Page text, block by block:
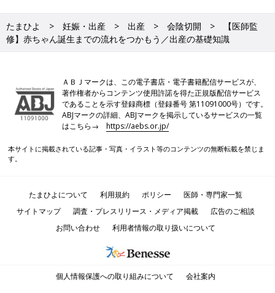
たまひよ 妊娠・出産 出産 会陰切開
【医師監
修】赤ちゃん誕生までの流れをつかもう／出産の基礎知識
ＡＢＪマークは、この電子書店・電子書籍配信サービスが、
著作権者からコンテンツ使用許諾を得た正規版配信サービス
であることを示す登録商標（登録番号 第11091000号）です。
ABJマークの詳細、ABJマークを掲示しているサービスの一覧
はこちら→https://aebs.or.jp/
本サイトに掲載されている記事・写真・イラスト等のコンテンツの無断転載を禁じま
す。
たまひよについて 利用規約 ポリシー
医師・専門家一覧
サイトマップ
調査・プレスリリース・メディア掲載
広告のご相談
お問い合わせ
利用者情報の取り扱いについて
個人情報保護への取り組みについて 会社案内